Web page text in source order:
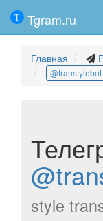
Tgram.ru
Главная
@transtylebot
style